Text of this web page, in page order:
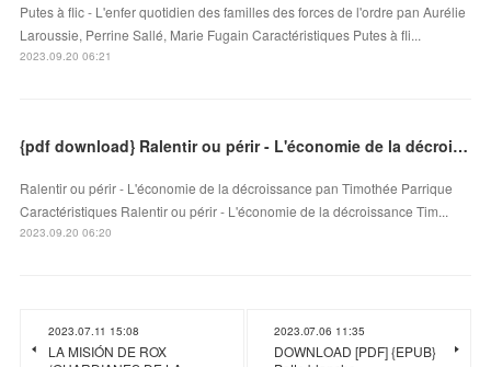
Putes à flic - L'enfer quotidien des familles des forces de l'ordre pan Aurélie
Laroussie, Perrine Sallé, Marie Fugain Caractéristiques Putes à fli...
2023.09.20 06:21
{pdf download} Ralentir ou périr - L'économie de la décroissance
Ralentir ou périr - L'économie de la décroissance pan Timothée Parrique
Caractéristiques Ralentir ou périr - L'économie de la décroissance Tim...
2023.09.20 06:20
2023.07.11 15:08
LA MISIÓN DE ROX
2023.07.06 11:35
DOWNLOAD [PDF] {EPUB}